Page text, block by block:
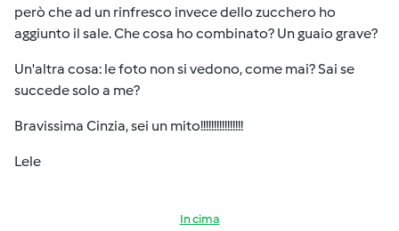
però che ad un rinfresco invece dello zucchero ho
aggiunto il sale. Che cosa ho combinato? Un guaio grave?
Un'altra cosa: le foto non si vedono, come mai? Sai se
succede solo a me?
Bravissima Cinzia, sei un mito!!!!!!!!!!!!!!!!
Lele
In cima